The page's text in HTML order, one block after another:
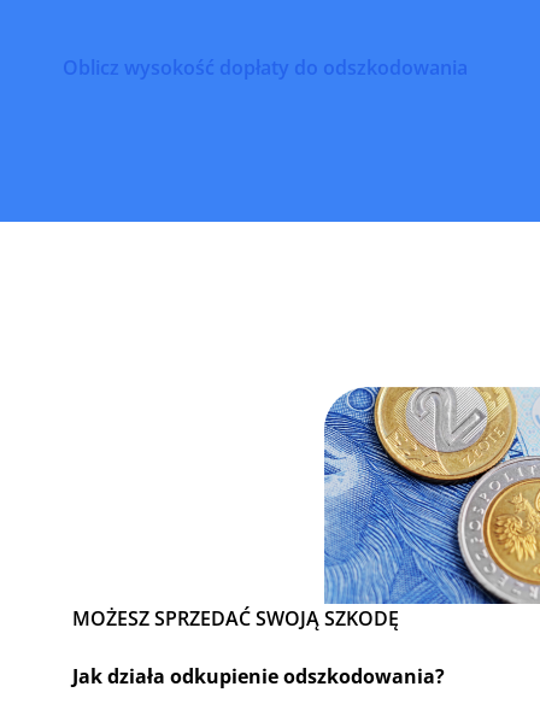
Oblicz wysokość dopłaty do odszkodowania
MOŻESZ SPRZEDAĆ SWOJĄ SZKODĘ
Jak działa odkupienie odszkodowania?